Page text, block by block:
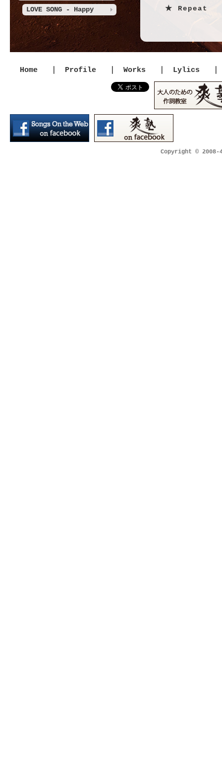
LOVE SONG - Happy ★ Repeat
あいのうたを
Home Profile Works Lylics
Copyright © 2008-